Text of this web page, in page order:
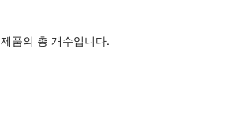
품의 총 개수입니다.